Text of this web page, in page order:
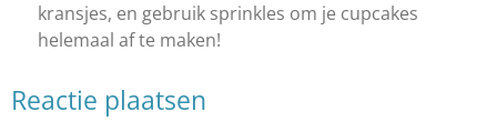
kransjes, en gebruik sprinkles om je cupcakes
helemaal af te maken!
Reactie plaatsen